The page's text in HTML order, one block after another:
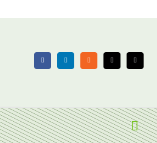
FacebookLinkedIn Rss X Email